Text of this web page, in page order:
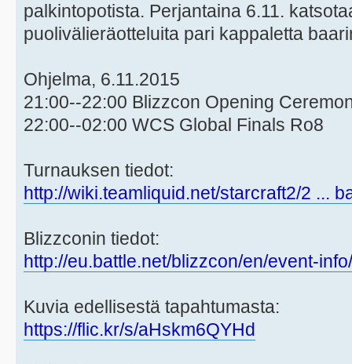
palkintopotista. Perjantaina 6.11.
puolivälieräotteluita pari kappaletta
Ohjelma, 6.11.2015
21:00--22:00 Blizzcon Opening
22:00--02:00 WCS Global Finals Ro8
Turnauksen tiedot:
http://wiki.teamliquid.net/starcraft2/2 ...
Blizzconin tiedot:
http://eu.battle.net/blizzcon/en/event-info/
Kuvia edellisestä tapahtumasta:
https://flic.kr/s/aHskm6QYHd